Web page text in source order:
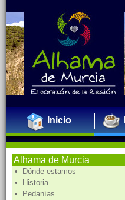
Inicio
Alhama de Murcia
• Dónde estamos
• Historia
• Pedanías